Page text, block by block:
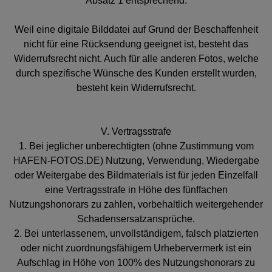
Weil eine digitale Bilddatei auf Grund der Beschaffenheit
nicht für eine Rücksendung geeignet ist, besteht das
Widerrufsrecht nicht. Auch für alle anderen Fotos, welche
durch spezifische Wünsche des Kunden erstellt wurden,
besteht kein Widerrufsrecht.
V. Vertragsstrafe
1. Bei jeglicher unberechtigten (ohne Zustimmung vom
HAFEN-FOTOS.DE) Nutzung, Verwendung, Wiedergabe
oder Weitergabe des Bildmaterials ist für jeden Einzelfall
eine Vertragsstrafe in Höhe des fünffachen
Nutzungshonorars zu zahlen, vorbehaltlich weitergehender
Schadensersatzansprüche.
2. Bei unterlassenem, unvollständigem, falsch platzierten
oder nicht zuordnungsfähigem Urhebervermerk ist ein
Aufschlag in Höhe von 100% des Nutzungshonorars zu